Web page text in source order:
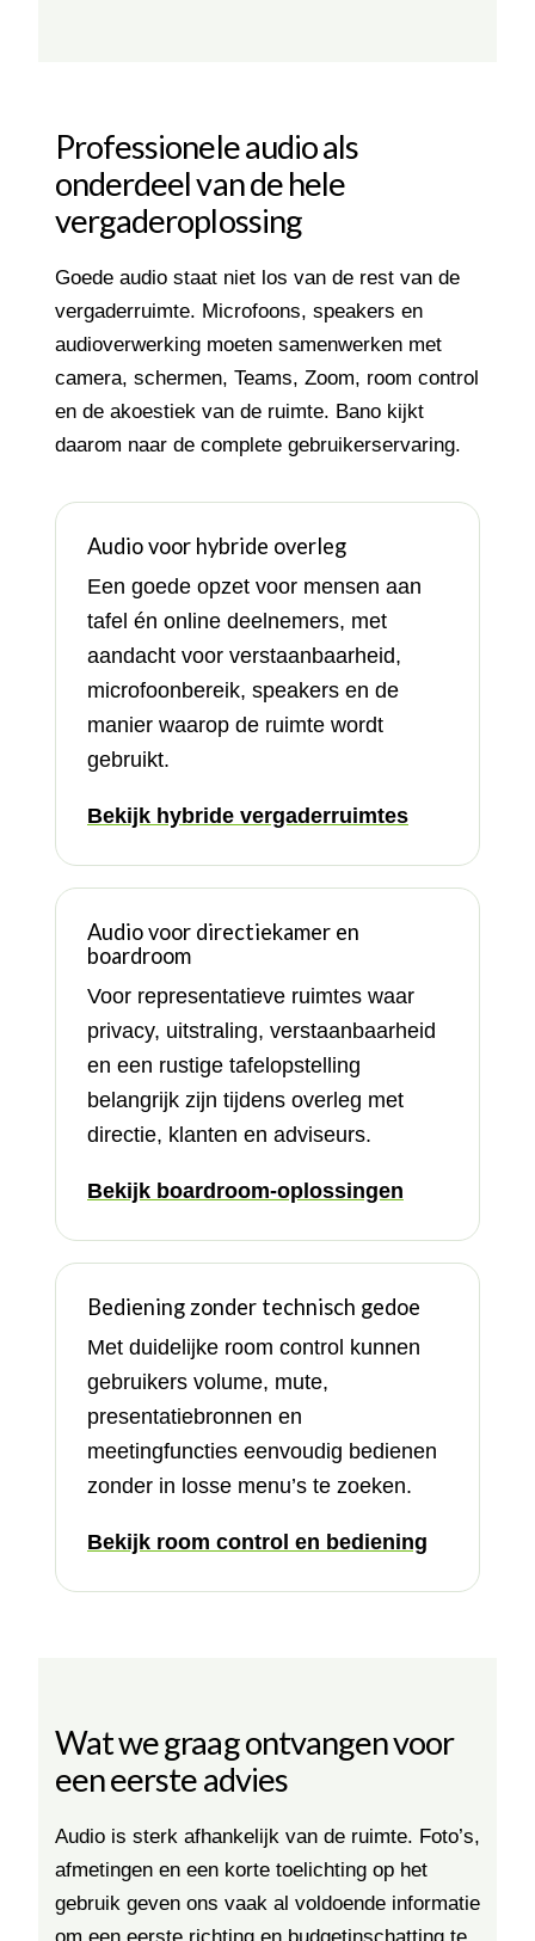
Professionele audio als
onderdeel van de hele
vergaderoplossing
Goede audio staat niet los van de rest van de
vergaderruimte. Microfoons, speakers en
audioverwerking moeten samenwerken met
camera, schermen, Teams, Zoom, room control
en de akoestiek van de ruimte. Bano kijkt
daarom naar de complete gebruikerservaring.
Audio voor hybride overleg
Een goede opzet voor mensen aan
tafel én online deelnemers, met
aandacht voor verstaanbaarheid,
microfoonbereik, speakers en de
manier waarop de ruimte wordt
gebruikt.
Bekijk hybride vergaderruimtes
Audio voor directiekamer en
boardroom
Voor representatieve ruimtes waar
privacy, uitstraling, verstaanbaarheid
en een rustige tafelopstelling
belangrijk zijn tijdens overleg met
directie, klanten en adviseurs.
Bekijk boardroom-oplossingen
Bediening zonder technisch gedoe
Met duidelijke room control kunnen
gebruikers volume, mute,
presentatiebronnen en
meetingfuncties eenvoudig bedienen
zonder in losse menu’s te zoeken.
Bekijk room control en bediening
Wat we graag ontvangen voor
een eerste advies
Audio is sterk afhankelijk van de ruimte. Foto’s,
afmetingen en een korte toelichting op het
gebruik geven ons vaak al voldoende informatie
om een eerste richting en budgetinschatting te